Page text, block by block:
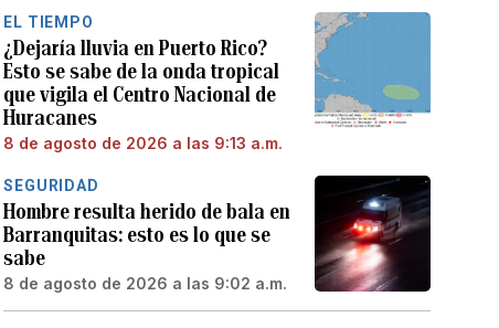
EL TIEMPO
¿Dejaría lluvia en Puerto Rico?
Esto se sabe de la onda tropical
que vigila el Centro Nacional de
Huracanes
8 de agosto de 2026 a las 9:13 a.m.
SEGURIDAD
Hombre resulta herido de bala en
Barranquitas: esto es lo que se
sabe
8 de agosto de 2026 a las 9:02 a.m.